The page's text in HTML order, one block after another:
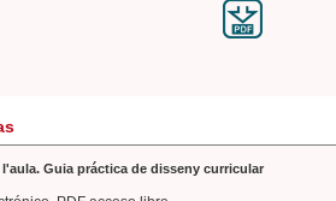
l'aula. Guia práctica de disseny curricular